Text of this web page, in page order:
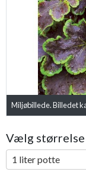
Miljøbillede. Billedet
Vælg størrelse
1 liter potte